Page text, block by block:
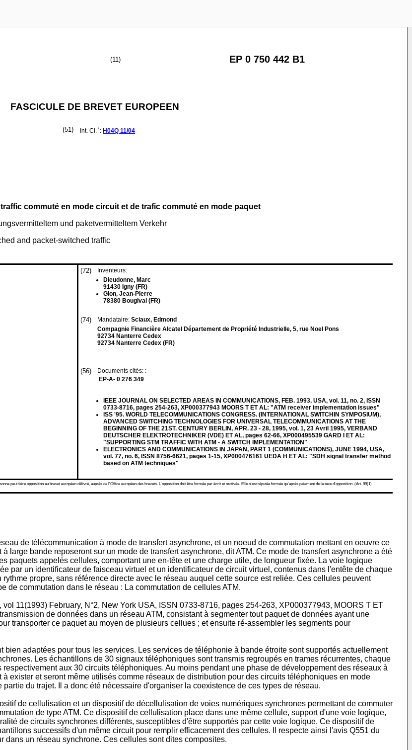
(11) EP 0 750 442 B1
FASCICULE DE BREVET EUROPEEN
(51) Int. Cl.7: H04Q 11/04
commuté en mode circuit et de trafic commuté en mode paquet
und paketvermitteltem Verkehr
and packet-switched traffic
(72)
Inventeurs:
Dieudonne, Marc
91430 Igny (FR)
Glon, Jean-Pierre
78380 Bougival (FR)
(74) Mandataire: Sciaux, Edmond
Compagnie Financière Alcatel Département de Propriété Industrielle, 5, rue Noel Pons
92734 Nanterre Cedex
92734 Nanterre Cedex (FR)
(56)
Documents cités: :
EP-A- 0 276 349
IEEE JOURNAL ON SELECTED AREAS IN COMMUNICATIONS, FEB. 1993, USA, vol. 11, no. 2, ISSN
0733-8716, pages 254-263, XP000377943 MOORS T ET AL: "ATM receiver implementation issues"
ISS '95. WORLD TELECOMMUNICATIONS CONGRESS. (INTERNATIONAL SWITCHIN SYMPOSIUM),
ADVANCED SWITCHING TECHNOLOGIES FOR UNIVERSAL TELECOMMUNICATIONS AT THE
BEGINNING OF THE 21ST. CENTURY BERLIN, APR. 23 - 28, 1995, vol. 1, 23 Avril 1995, VERBAND
DEUTSCHER ELEKTROTECHNIKER (VDE) ET AL, pages 62-66, XP000495539 GARD I ET AL:
"SUPPORTING STM TRAFFIC WITH ATM - A SWITCH IMPLEMENTATION"
ELECTRONICS AND COMMUNICATIONS IN JAPAN, PART 1 (COMMUNICATIONS), JUNE 1994, USA,
vol. 77, no. 6, ISSN 8756-6621, pages 1-15, XP000476161 UEDA H ET AL: "SDH signal transfer method
based on ATM techniques"
peut faire opposition au brevet européen délivré, auprès de l'Office européen des brevets. L'opposition doit être formée par écrit et motivée. Elle n'est réputée formée qu'après paiement de la taxe d'opposition. (Art. 99(1)
de télécommunication à mode de transfert asynchrone, et un noeud de commutation mettant en oeuvre ce
large bande reposeront sur un mode de transfert asynchrone, dit ATM. Ce mode de transfert asynchrone a été
paquets appelés cellules, comportant une en-tête et une charge utile, de longueur fixée. La voie logique
par un identificateur de faisceau virtuel et un identificateur de circuit virtuel, contenus dans l'entête de chaque
propre, sans référence directe avec le réseau auquel cette source est reliée. Ces cellules peuvent
de commutation dans le réseau : La commutation de cellules ATM.
11(1993) February, N°2, New York USA, ISSN 0733-8716, pages 254-263, XP000377943, MOORS T ET
de données dans un réseau ATM, consistant à segmenter tout paquet de données ayant une
transporter ce paquet au moyen de plusieurs cellues ; et ensuite ré-assembler les segments pour
adaptées pour tous les services. Les services de téléphonie à bande étroite sont supportés actuellement
Les échantillons de 30 signaux téléphoniques sont transmis regroupés en trames récurrentes, chaque
aux 30 circuits téléphoniques. Au moins pendant une phase de développement des réseaux à
exister et seront même utilisés comme réseaux de distribution pour des circuits téléphoniques en mode
du trajet. Il a donc été nécessaire d'organiser la coexistence de ces types de réseau.
de cellulisation et un dispositif de décellulisation de voies numériques synchrones permettant de commuter
de type ATM. Ce dispositif de cellulisation place dans une même cellule, support d'une voie logique,
de circuits synchrones différents, susceptibles d'être supportés par cette voie logique. Ce dispositif de
successifs d'un même circuit pour remplir efficacement des cellules. Il respecte ainsi l'avis Q551 du
un réseau synchrone. Ces cellules sont dites composites.